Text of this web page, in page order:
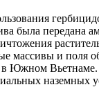
была передана
массивы и поля
Южном
наземных